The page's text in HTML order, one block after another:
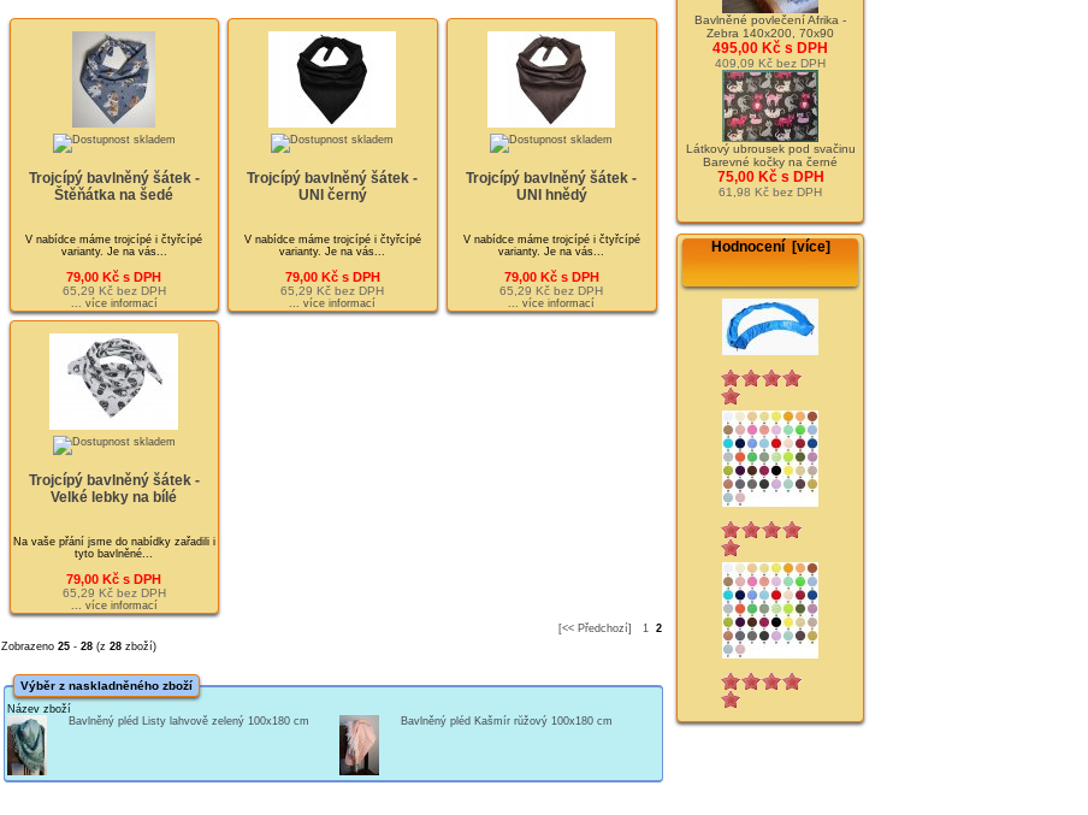
Trojcípý bavlněný šátek -
Štěňátka na šedé
V nabídce máme trojcípé i čtyřcípé
varianty. Je na vás...
79,00 Kč s DPH
65,29 Kč bez DPH
... více informací
Trojcípý bavlněný šátek -
UNI černý
V nabídce máme trojcípé i čtyřcípé
varianty. Je na vás...
79,00 Kč s DPH
65,29 Kč bez DPH
... více informací
Trojcípý bavlněný šátek -
UNI hnědý
V nabídce máme trojcípé i čtyřcípé
varianty. Je na vás...
79,00 Kč s DPH
65,29 Kč bez DPH
... více informací
Trojcípý bavlněný šátek -
Velké lebky na bílé
Na vaše přání jsme do nabídky zařadili i
tyto bavlněné...
79,00 Kč s DPH
65,29 Kč bez DPH
... více informací
Zobrazeno 25- 28(z 28zboží)
[<< Předchozí] 1 2
Výběr z naskladněného zboží
Název zboží
Bavlněný pléd Listy lahvově zelený 100x180 cm
Bavlněný pléd Kašmír růžový 100x180 cm
Bavlněné povlečení Afrika -
Zebra 140x200, 70x90
495,00 Kč s DPH
409,09 Kč bez DPH
Látkový ubrousek pod svačinu
Barevné kočky na černé
75,00 Kč s DPH
61,98 Kč bez DPH
Hodnocení [více]